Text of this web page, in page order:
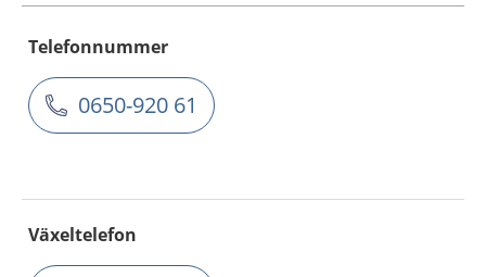
Telefonnummer
0650-920 61
Växeltelefon